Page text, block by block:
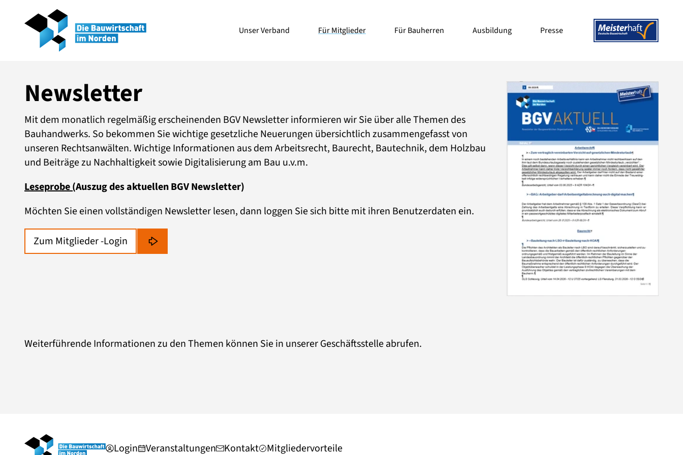
Unser Verband Für Mitglieder Für Bauherren Ausbildung Presse
Newsletter
Mit dem monatlich regelmäßig erscheinenden BGV Newsletter informieren wir Sie über alle Themen des
Bauhandwerks. So bekommen Sie wichtige gesetzliche Neuerungen übersichtlich zusammengefasst von
unseren Rechtsanwälten. Wichtige Informationen aus dem Arbeitsrecht, Baurecht, Bautechnik, dem Holzbau
und Beiträge zu Nachhaltigkeit sowie Digitalisierung am Bau u.v.m.
Leseprobe(Auszug des aktuellen BGV Newsletter)
Möchten Sie einen vollständigen Newsletter lesen, dann loggen Sie sich bitte mit ihren Benutzerdaten ein.
Zum Mitglieder -Login
Weiterführende Informationen zu den Themen können Sie in unserer Geschäftsstelle abrufen.
Login Veranstaltungen Kontakt Mitgliedervorteile